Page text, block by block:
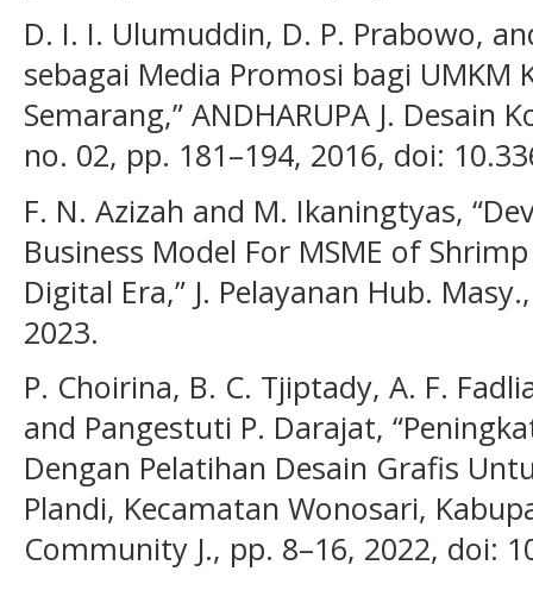
D. I. I. Ulumuddin, D. P. Prabowo,
sebagai Media Promosi bagi UMKM
Semarang,” ANDHARUPA J. Desain
no. 02, pp. 181–194, 2016, doi:
F. N. Azizah and M. Ikaningtyas,
Business Model For MSME of
Digital Era,” J. Pelayanan Hub.
2023.
P. Choirina, B. C. Tjiptady, A. F.
and ‪Pangestuti P. Darajat,
Dengan Pelatihan Desain Grafis
Plandi, Kecamatan Wonosari,
Community J., pp. 8–16, 2022, doi: